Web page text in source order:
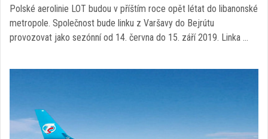
Polské aerolinie LOT budou v příštím roce opět létat do libanonské
metropole. Společnost bude linku z Varšavy do Bejrútu
provozovat jako sezónní od 14. června do 15. září 2019. Linka …